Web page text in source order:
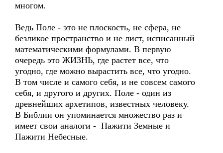
многом.
Ведь Поле - это не плоскость, не сфера, не
безликое пространство и не лист, исписанный
математическими формулами. В первую
очередь это ЖИЗНЬ, где растет все, что
угодно, где можно вырастить все, что угодно.
В том числе и самого себя, и не совсем самого
себя, и другого и других. Поле - один из
древнейших архетипов, известных человеку.
В Библии он упоминается множество раз и
имеет свои аналоги - Пажити Земные и
Пажити Небесные.